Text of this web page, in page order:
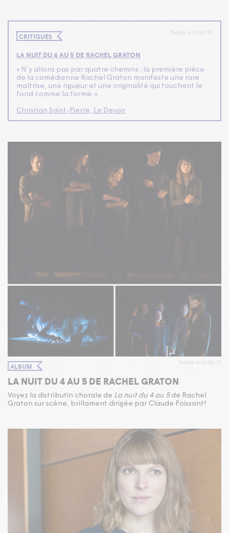
CRITIQUES Publié le 29/09/17
LA NUIT DU 4 AU 5 DE RACHEL GRATON
« N’y allons pas par quatre chemins : la première pièce
de la comédienne Rachel Graton manifeste une rare
maîtrise, une rigueur et une originalité qui touchent le
fond comme la forme. »
Christian Saint-Pierre, Le Devoir
ALBUM Publié le 26/09/17
LA NUIT DU 4 AU 5 DE RACHEL GRATON
Voyez la distributin chorale de La nuit du 4 au 5 de Rachel
Graton sur scène, brillament dirigée par Claude Poissant!